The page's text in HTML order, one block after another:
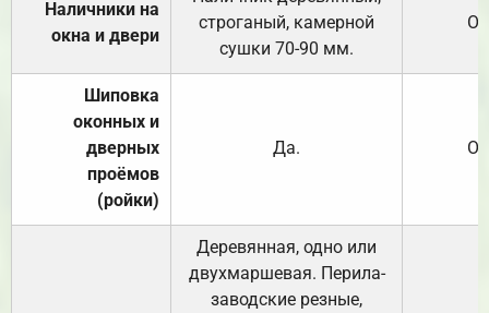
Наличники на
окна и двери
строганый, камерной
сушки 70-90 мм.
Шиповка
оконных и
дверных
проёмов
(ройки)
Да.
Деревянная, одно или
двухмаршевая. Перила-
заводские резные,